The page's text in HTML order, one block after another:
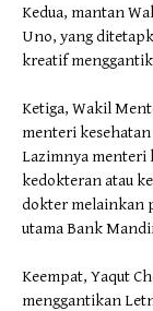
Kedua, mantan
Uno, yang
kreatif
Ketiga, Wakil
menteri
Lazimnya menteri
kedokteran atau
dokter melainkan
utama Bank
Keempat, Yaqut
menggantikan